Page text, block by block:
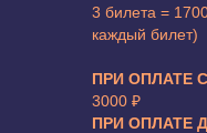
3 билета =
каждый билет)
ПРИ ОПЛАТЕ
3000 ₽
ПРИ ОПЛАТЕ